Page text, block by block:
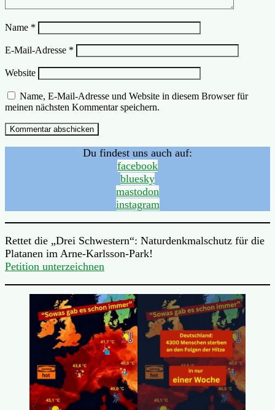
Name *
E-Mail-Adresse *
Website
Name, E-Mail-Adresse und Website in diesem Browser für
meinen nächsten Kommentar speichern.
Du findest uns auch auf:
facebook
bluesky
mastodon
instagram
Rettet die „Drei Schwestern“: Naturdenkmalschutz für die
Platanen im Arne-Karlsson-Park!
Petition unterzeichnen